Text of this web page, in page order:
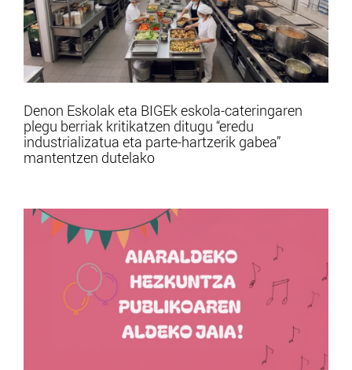
Denon Eskolak eta BIGEk eskola-cateringaren
plegu berriak kritikatzen ditugu “eredu
industrializatua eta parte-hartzerik gabea”
mantentzen dutelako